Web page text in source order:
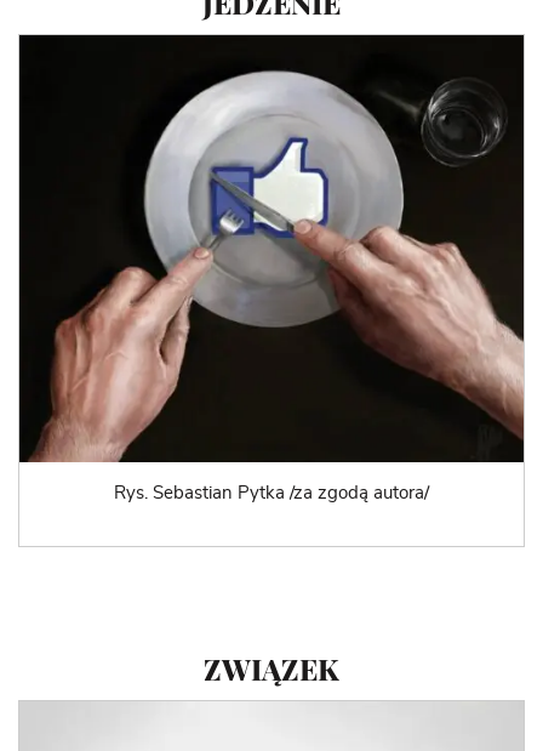
Rys. Sebastian Pytka /za zgodą autora/
ZWIĄZEK